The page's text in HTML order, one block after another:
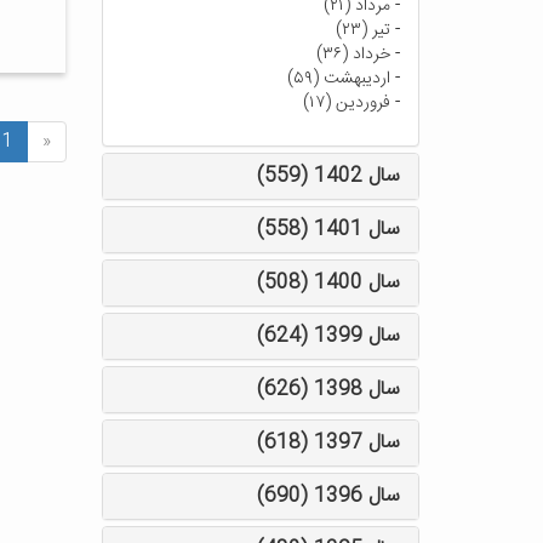
«
1
-مرداد (۲۱)
-تیر (۲۳)
-خرداد (۳۶)
- اردیبهشت (۵۹)
- فروردین (۱۷)
سال 1402 (559)
سال 1401 (558)
سال 1400 (508)
سال 1399 (624)
سال 1398 (626)
سال 1397 (618)
سال 1396 (690)